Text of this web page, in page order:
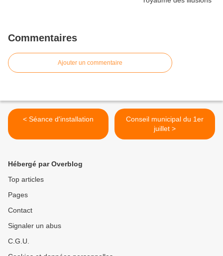
Commentaires
Ajouter un commentaire
< Séance d'installation
Conseil municipal du 1er
juillet >
Hébergé par Overblog
Top articles
Pages
Contact
Signaler un abus
C.G.U.